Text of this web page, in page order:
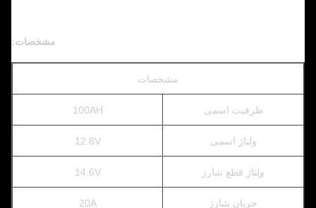
مشخصات:
مشخصات
ظرفیت اسمی 100AH
ولتاژ اسمی 12.8V
ولتاژ قطع شارژ 14.6V
جریان شارژ 20A